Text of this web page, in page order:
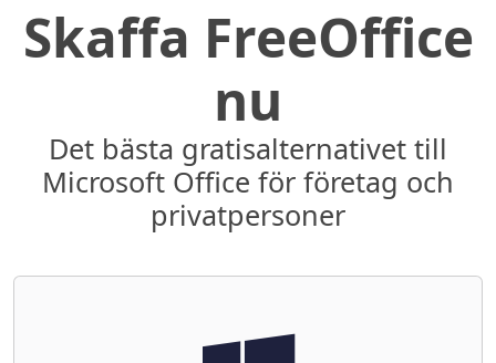
Skaffa FreeOffice
nu
Det bästa gratisalternativet till
Microsoft Office för företag och
privatpersoner